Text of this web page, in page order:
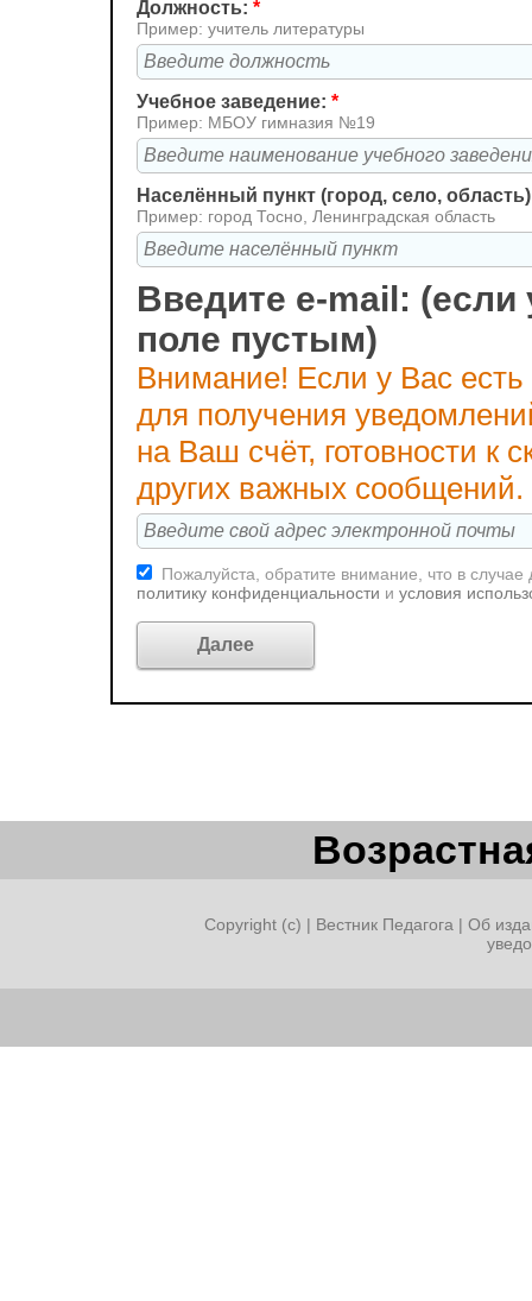
Должность: *
Пример: учитель литературы
Учебное заведение: *
Пример: МБОУ гимназия №19
Населённый пункт (город, село,
Пример: город Тосно, Ленинградская область
Введите e-mail: (если
поле пустым)
Внимание! Если у Вас
для получения
на Ваш счёт, готовности к
других важных сообщений.
Пожалуйста, обратите внимание, что в
политику конфиденциальности и условия
Copyright (c) | Вестник Педагога | Об